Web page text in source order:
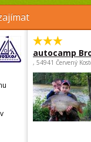
autocamp
, 54941 Červený